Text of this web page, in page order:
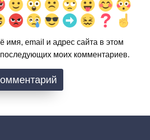
имя, email и адрес сайта в этом
моих комментариев.